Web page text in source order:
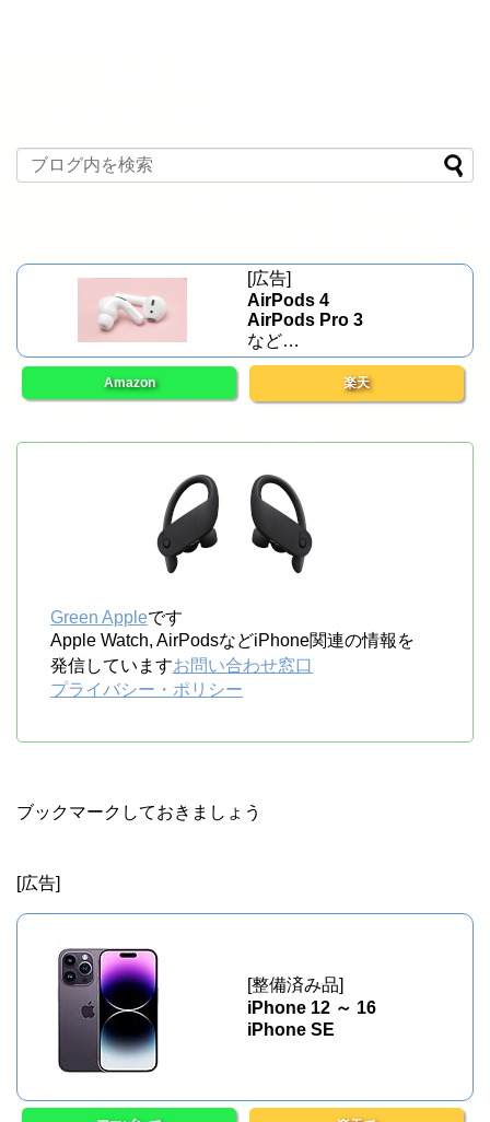
[広告]
AirPods 4
AirPods Pro 3
など…
Amazon 楽天
Green Appleです
Apple Watch, AirPodsなどiPhone関連の情報を
発信していますお問い合わせ窓口
プライバシー・ポリシー
ブックマークしておきましょう
[広告]
[整備済み品]
iPhone 12 ～ 16
iPhone SE